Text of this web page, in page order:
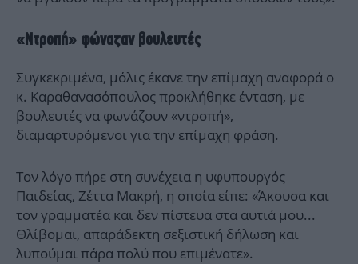
«Ντροπή» φώναζαν βουλευτές
Συγκεκριμένα, μόλις έκανε την επίμαχη αναφορά ο
κ. Καραθανασόπουλος προκλήθηκε ένταση, με
βουλευτές να φωνάζουν «ντροπή»,
διαμαρτυρόμενοι για την επίμαχη φράση.
Τον λόγο πήρε στη συνέχεια η υφυπουργός
Παιδείας, Ζέττα Μακρή, η οποία είπε: «Άκουσα και
τον γραμματέα και δεν πίστευα στα αυτιά μου...
Θλίβομαι, απαράδεκτη σεξιστική δήλωση και
λυπούμαι πάρα πολύ που επιμένατε».